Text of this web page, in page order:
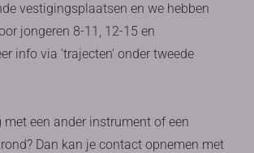
vestigingsplaatsen en we hebben
jongeren 8-11, 12-15 en
info via 'trajecten' onder tweede
met een ander instrument of een
Dan kan je contact opnemen met